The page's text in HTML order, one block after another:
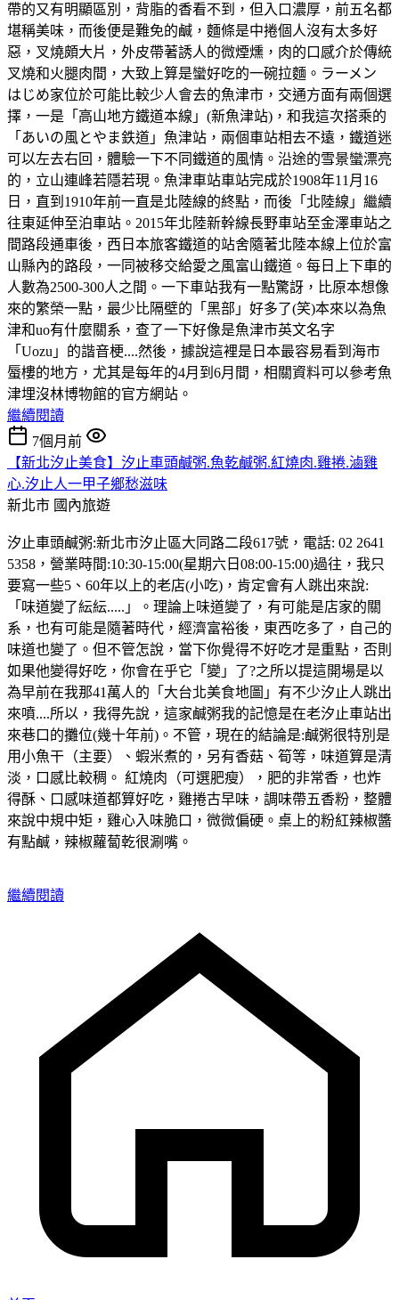
帶的又有明顯區別，背脂的香看不到，但入口濃厚，前五名都
堪稱美味，而後便是難免的鹹，麵條是中捲個人沒有太多好
惡，叉燒頗大片，外皮帶著誘人的微煙燻，肉的口感介於傳統
叉燒和火腿肉間，大致上算是蠻好吃的一碗拉麵。ラーメン
はじめ家位於可能比較少人會去的魚津市，交通方面有兩個選
擇，一是「高山地方鐵道本線」(新魚津站)，和我這次搭乘的
「あいの風とやま鉄道」魚津站，兩個車站相去不遠，鐵道迷
可以左去右回，體驗一下不同鐵道的風情。沿途的雪景蠻漂亮
的，立山連峰若隱若現。魚津車站車站完成於1908年11月16
日，直到1910年前一直是北陸線的終點，而後「北陸線」繼續
往東延伸至泊車站。2015年北陸新幹線長野車站至金澤車站之
間路段通車後，西日本旅客鐵道的站舍隨著北陸本線上位於富
山縣內的路段，一同被移交給愛之風富山鐵道。每日上下車的
人數為2500-300人之間。一下車站我有一點驚訝，比原本想像
來的繁榮一點，最少比隔壁的「黑部」好多了(笑)本來以為魚
津和uo有什麼關系，查了一下好像是魚津市英文名字
「Uozu」的諧音梗....然後，據說這裡是日本最容易看到海市
蜃樓的地方，尤其是每年的4月到6月間，相關資料可以參考魚
津埋沒林博物館的官方網站。
繼續閱讀
7個月前
【新北汐止美食】汐止車頭鹹粥.魚乾鹹粥.紅燒肉.雞捲.滷雞
心.汐止人一甲子鄉愁滋味
新北市 國內旅遊
汐止車頭鹹粥:新北市汐止區大同路二段617號，電話: 02 2641
5358，營業時間:10:30-15:00(星期六日08:00-15:00)過往，我只
要寫一些5、60年以上的老店(小吃)，肯定會有人跳出來說:
「味道變了紜紜.....」。理論上味道變了，有可能是店家的關
系，也有可能是隨著時代，經濟富裕後，東西吃多了，自己的
味道也變了。但不管怎說，當下你覺得不好吃才是重點，否則
如果他變得好吃，你會在乎它「變」了?之所以提這開場是以
為早前在我那41萬人的「大台北美食地圖」有不少汐止人跳出
來噴....所以，我得先說，這家鹹粥我的記憶是在老汐止車站出
來巷口的攤位(幾十年前)。不管，現在的結論是:鹹粥很特別是
用小魚干（主要）、蝦米煮的，另有香菇、筍等，味道算是清
淡，口感比較稠。 紅燒肉（可選肥瘦），肥的非常香，也炸
得酥、口感味道都算好吃，雞捲古早味，調味帶五香粉，整體
來說中規中矩，雞心入味脆口，微微偏硬。桌上的粉紅辣椒醬
有點鹹，辣椒蘿蔔乾很涮嘴。
繼續閱讀